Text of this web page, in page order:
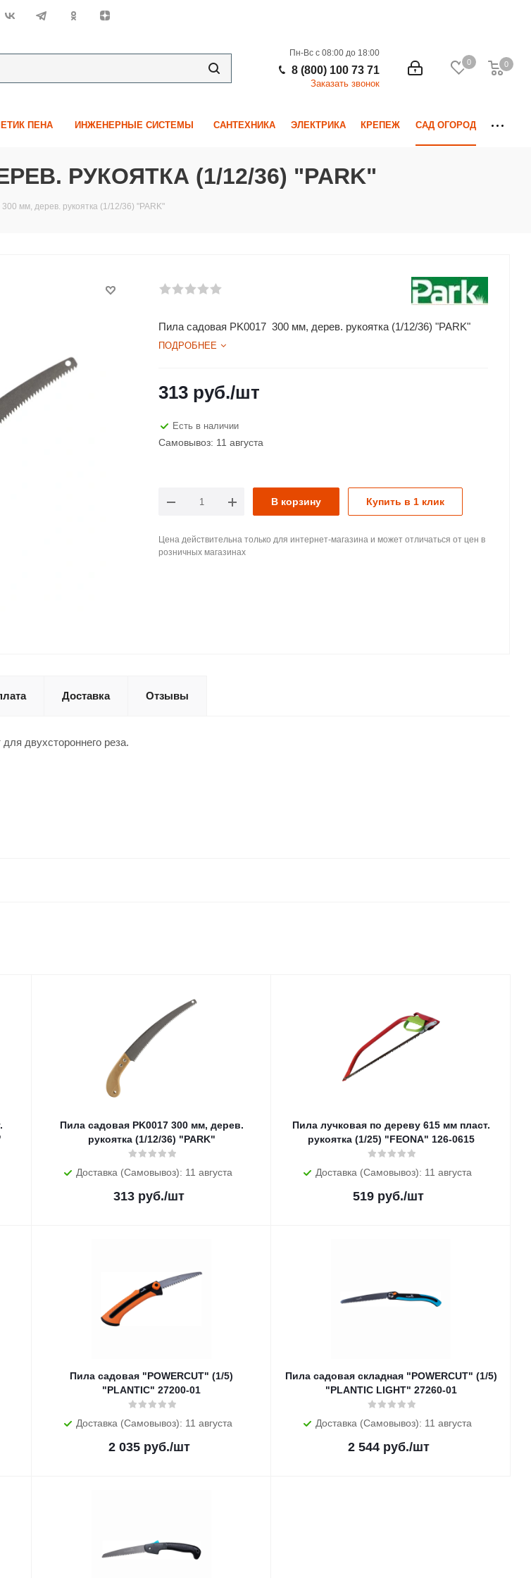
0 0
0
Пн-Вс с 08:00 до 18:00
8 (800) 100 73 71
Заказать звонок
ПЕНА ИНЖЕНЕРНЫЕ СИСТЕМЫ САНТЕХНИКА ЭЛЕКТРИКА КРЕПЕЖ САД ОГОРОД
РУКОЯТКА (1/12/36) "PARK"
мм, дерев. рукоятка (1/12/36) "PARK"
Пила садовая PK0017 300 мм, дерев. рукоятка (1/12/36) "PARK"
ПОДРОБНЕЕ
313 руб./шт
Есть в наличии
Самовывоз: 11 августа
В корзину Купить в 1 клик
Цена действительна только для интернет-магазина и может отличаться от цен в
розничных магазинах
Доставка Отзывы
двухстороннего реза.
Пила садовая PK0017 300 мм, дерев.
рукоятка (1/12/36) "PARK"
Доставка (Самовывоз): 11 августа
313 руб./шт
Пила лучковая по дереву 615 мм пласт.
рукоятка (1/25) "FEONA" 126-0615
Доставка (Самовывоз): 11 августа
519 руб./шт
Пила садовая "POWERCUT" (1/5)
"PLANTIC" 27200-01
Доставка (Самовывоз): 11 августа
2 035руб./шт
Пила садовая складная "POWERCUT" (1/5)
"PLANTIC LIGHT" 27260-01
Доставка (Самовывоз): 11 августа
2 544руб./шт